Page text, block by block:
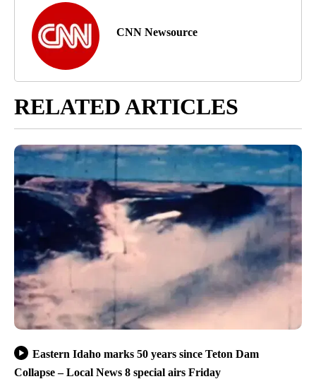
CNN Newsource
RELATED ARTICLES
Eastern Idaho marks 50 years since Teton Dam
Collapse – Local News 8 special airs Friday